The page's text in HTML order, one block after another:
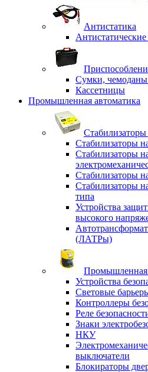
Антистатика
Сумки, чемоданы
Кассетницы
Промышленная автоматика
Стабилизаторы
Стабилизаторы
Стабилизаторы
Стабилизаторы
типа
Устройства
высокого
(ЛАТРы)
Промышленная
Устройства
Световые
Контроллеры
Реле
Знаки
НКУ
выключатели
Блокираторы